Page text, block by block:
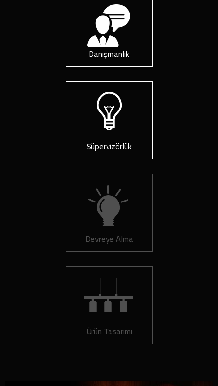
Danışmanlık
Süpervizörlük
Devreye Alma
Ürün Tasarımı